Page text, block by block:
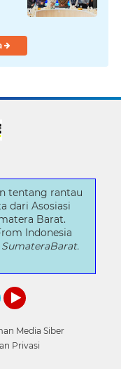
tentang rantau
dari Asosiasi
Barat.
Indonesia
Media Siber
Privasi